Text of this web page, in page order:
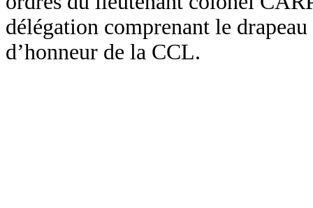
délégation comprenant le drapeau
d’honneur de la CCL.